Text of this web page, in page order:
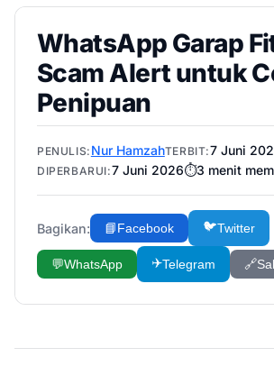
WhatsApp Garap
Scam Alert untuk
Penipuan
PENULIS: Nur HamzahTERBIT:7 Juni
DIPERBARUI:7 Juni 2026⏱️3 menit
Bagikan: 📘Facebook 🐦Twitter
💬WhatsApp ✈️Telegram 🔗